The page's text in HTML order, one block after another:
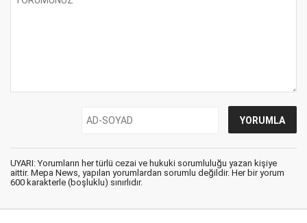
UYARI: Yorumların her türlü cezai ve hukuki sorumluluğu yazan kişiye
aittir. Mepa News, yapılan yorumlardan sorumlu değildir. Her bir yorum
600 karakterle (boşluklu) sınırlıdır.